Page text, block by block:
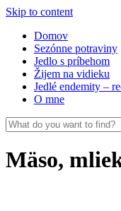
Skip to content
Domov
Sezónne potraviny
Jedlo s príbehom
Žijem na vidieku
Jedlé endemity –
O mne
Mäso,